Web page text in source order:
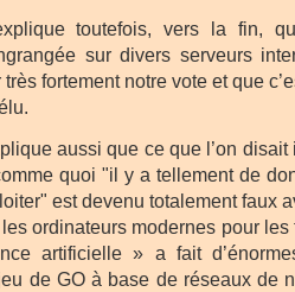
toutefois, vers la fin,
sur divers serveurs
très fortement notre vote et que
aussi que ce que l’on
quoi "il y a tellement de
est devenu totalement faux
ordinateurs modernes pour
artificielle » a fait
de GO à base de réseaux de